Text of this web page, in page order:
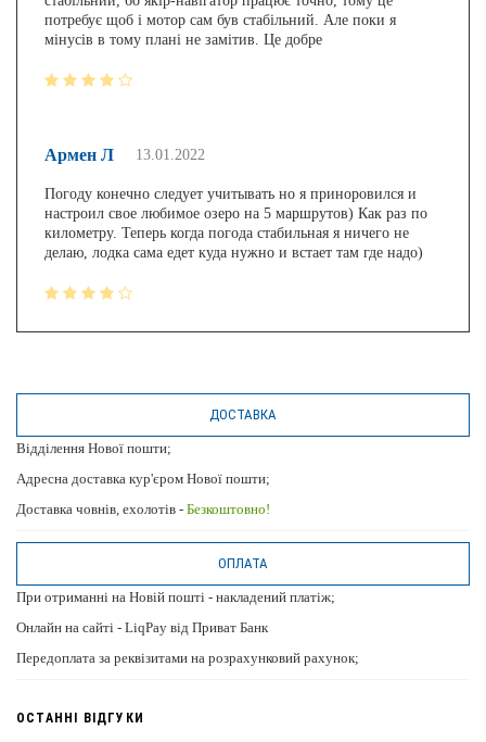
потребує щоб і мотор сам був стабільний. Але поки я
мінусів в тому плані не замітив. Це добре
Армен Л 13.01.2022
Погоду конечно следует учитывать но я приноровился и
настроил свое любимое озеро на 5 маршрутов) Как раз по
километру. Теперь когда погода стабильная я ничего не
делаю, лодка сама едет куда нужно и встает там где надо)
ДОСТАВКА
Відділення Нової пошти;
Адресна доставка кур'єром Нової пошти;
Доставка човнів, ехолотів - Безкоштовно!
ОПЛАТА
При отриманні на Новій пошті - накладений платіж;
Онлайн на сайті - LiqPay від Приват Банк
Передоплата за реквізитами на розрахунковий рахунок;
ОСТАННІ ВІДГУКИ